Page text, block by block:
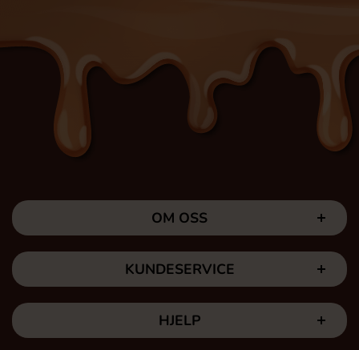
OM OSS
KUNDESERVICE
HJELP